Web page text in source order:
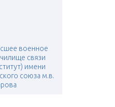
военное
связи
имени
союза м.в.